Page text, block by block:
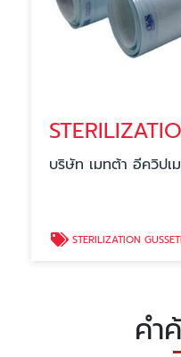
บริษัท เมทต้า อีควิปเ
STERILIZATION GUSSETED
คำ